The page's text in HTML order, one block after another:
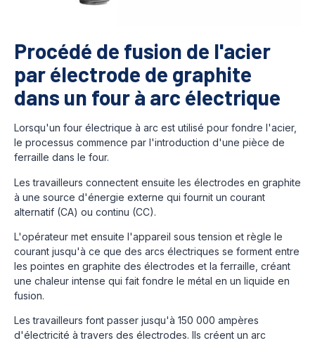
Procédé de fusion de l'acier
par électrode de graphite
dans un four à arc électrique
Lorsqu'un four électrique à arc est utilisé pour fondre l'acier,
le processus commence par l'introduction d'une pièce de
ferraille dans le four.
Les travailleurs connectent ensuite les électrodes en graphite
à une source d'énergie externe qui fournit un courant
alternatif (CA) ou continu (CC).
L'opérateur met ensuite l'appareil sous tension et règle le
courant jusqu'à ce que des arcs électriques se forment entre
les pointes en graphite des électrodes et la ferraille, créant
une chaleur intense qui fait fondre le métal en un liquide en
fusion.
Les travailleurs font passer jusqu'à 150 000 ampères
d'électricité à travers des électrodes. Ils créent un arc